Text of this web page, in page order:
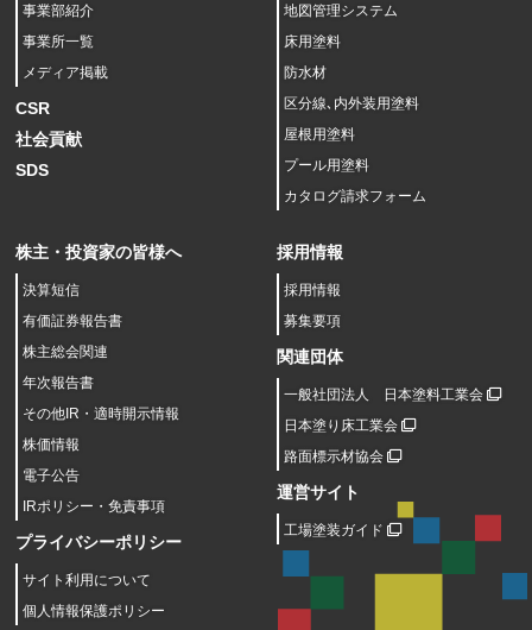
事業部紹介
事業所一覧
メディア掲載
CSR
社会貢献
SDS
地図管理システム
床用塗料
防水材
区分線､内外装用塗料
屋根用塗料
プール用塗料
カタログ請求フォーム
株主・投資家の皆様へ
決算短信
有価証券報告書
株主総会関連
年次報告書
その他IR・適時開示情報
株価情報
電子公告
IRポリシー・免責事項
プライバシーポリシー
サイト利用について
個人情報保護ポリシー
採用情報
採用情報
募集要項
関連団体
一般社団法人 日本塗料工業会
日本塗り床工業会
路面標示材協会
運営サイト
工場塗装ガイド